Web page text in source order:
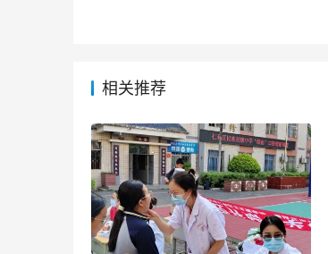
相关推荐